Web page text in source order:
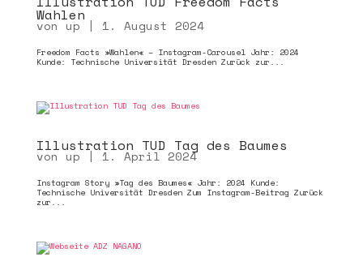
Wahlen
von up | 1. August 2024
Freedom Facts »Wahlen« – Instagram-Carousel Jahr: 2024
Kunde: Technische Universität Dresden Zurück zur...
Illustration TUD Tag des Baumes
von up | 1. April 2024
Instagram Story »Tag des Baumes« Jahr: 2024 Kunde:
Technische Universität Dresden Zum Instagram-Beitrag Zurück
zur...